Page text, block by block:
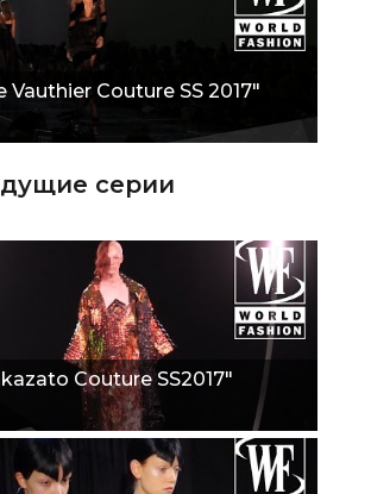
Vauthier Couture SS 2017"
серии
Couture SS2017"